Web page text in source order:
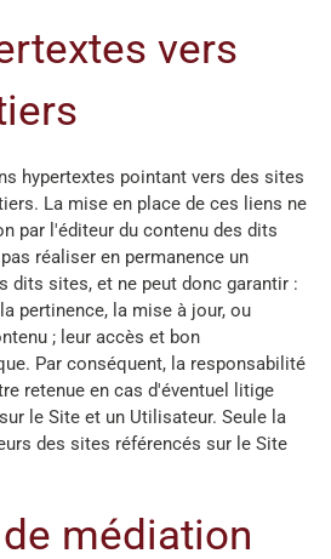
vers
hypertextes pointant vers des sites
La mise en place de ces liens ne
par l'éditeur du contenu des dits
réaliser en permanence un
dits sites, et ne peut donc garantir :
pertinence, la mise à jour, ou
; leur accès et bon
Par conséquent, la responsabilité
retenue en cas d'éventuel litige
le Site et un Utilisateur. Seule la
des sites référencés sur le Site
médiation